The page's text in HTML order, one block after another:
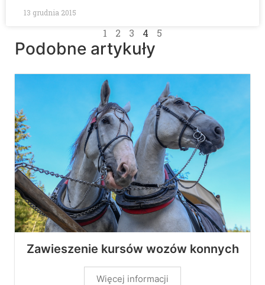
13 grudnia 2015
1 2 3 4 5
Podobne artykuły
Zawieszenie kursów wozów konnych
Więcej informacji